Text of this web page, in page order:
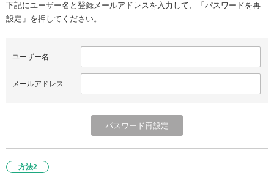
下記にユーザー名と登録メールアドレスを入力して、「パスワードを再
設定」を押してください。
ユーザー名
メールアドレス
方法2